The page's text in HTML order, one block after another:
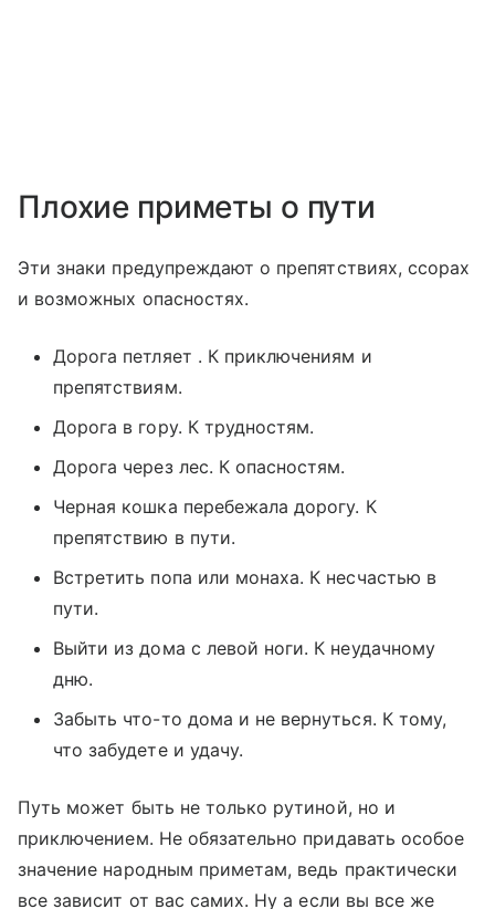
Плохие приметы о пути
Эти знаки предупреждают о препятствиях, ссорах
и возможных опасностях.
Дорога петляет . К приключениям и
препятствиям.
Дорога в гору. К трудностям.
Дорога через лес. К опасностям.
Черная кошка перебежала дорогу. К
препятствию в пути.
Встретить попа или монаха. К несчастью в
пути.
Выйти из дома с левой ноги. К неудачному
дню.
Забыть что-то дома и не вернуться. К тому,
что забудете и удачу.
Путь может быть не только рутиной, но и
приключением. Не обязательно придавать особое
значение народным приметам, ведь практически
все зависит от вас самих. Ну а если вы все же